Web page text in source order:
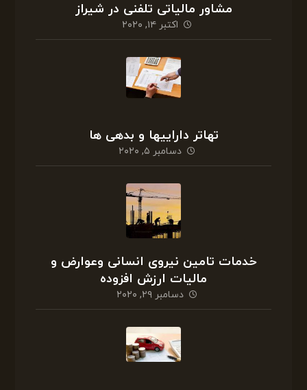
مشاور مالیاتی تلفنی در شیراز
اکتبر ۱۴, ۲۰۲۰
تهاتر داراییها و بدهی ها
دسامبر ۵, ۲۰۲۰
خدمات تامین نیروی انسانی وعوارض و
مالیات ارزش افزوده
دسامبر ۲۹, ۲۰۲۰